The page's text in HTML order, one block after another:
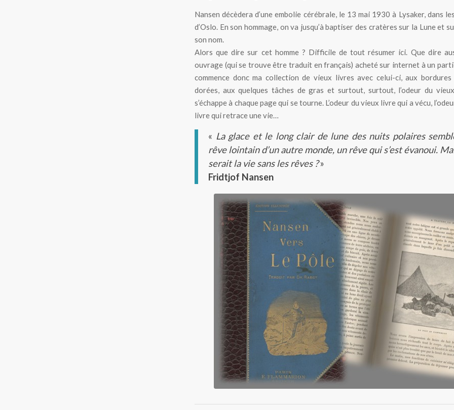
Nansen décèdera d’une embolie cérébrale, le 13 mai 1930 à Lysaker, dans
d’Oslo. En son hommage, on va jusqu’à baptiser des cratères sur la Lune et
son nom.
Alors que dire sur cet homme ? Difficile de tout résumer ici. Que dire
ouvrage (qui se trouve être traduit en français) acheté sur internet à un
commence donc ma collection de vieux livres avec celui-ci, aux bordures
dorées, aux quelques tâches de gras et surtout, surtout, l’odeur du
s’échappe à chaque page qui se tourne. L’odeur du vieux livre qui a vécu,
livre qui retrace une vie…
« La glace et le long clair de lune des nuits polaires
rêve lointain d’un autre monde, un rêve qui s’est évanoui.
serait la vie sans les rêves ?»
Fridtjof Nansen
Livre « Nansen vers le Pôle »